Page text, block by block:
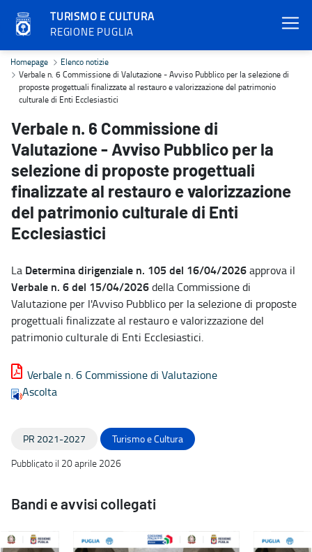
TURISMO E CULTURA
REGIONE PUGLIA
Verbale n. 6 Commissione di Valutazione - Avviso Pubblico per
Homepage
Elenco notizie
Verbale n. 6 Commissione di Valutazione - Avviso Pubblico per la selezione di
proposte progettuali finalizzate al restauro e valorizzazione del patrimonio
culturale di Enti Ecclesiastici
Verbale n. 6 Commissione di
Valutazione - Avviso Pubblico per la
selezione di proposte progettuali
finalizzate al restauro e valorizzazione
del patrimonio culturale di Enti
Ecclesiastici
La Determina dirigenziale n. 105 del 16/04/2026approva il
Verbale n. 6 del 15/04/2026della Commissione di
Valutazione per l'Avviso Pubblico per la selezione di proposte
progettuali finalizzate al restauro e valorizzazione del
patrimonio culturale di Enti Ecclesiastici.
Verbale n. 6 Commissione di Valutazione
Ascolta
PR 2021-2027
Turismo e Cultura
Pubblicato il 20 aprile 2026
Bandi e avvisi collegati